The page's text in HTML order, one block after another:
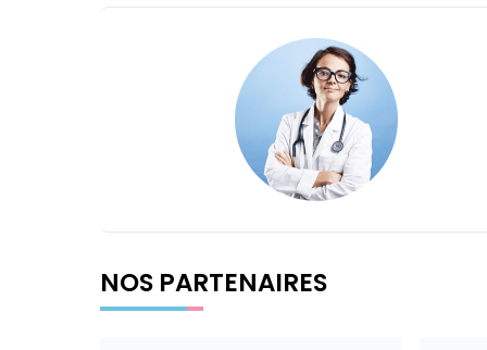
NOS PARTENAIRES